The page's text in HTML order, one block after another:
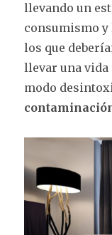
llevando un
consumismo y
los que
llevar una vida
modo